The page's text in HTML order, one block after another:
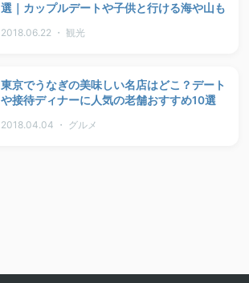
選｜カップルデートや子供と行ける海や山も
2018.06.22 ・ 観光
東京でうなぎの美味しい名店はどこ？デート
や接待ディナーに人気の老舗おすすめ10選
2018.04.04 ・ グルメ